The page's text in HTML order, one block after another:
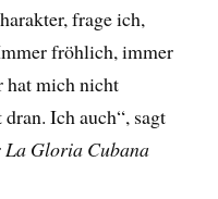
frage ich,
fröhlich, immer
hat mich nicht
Ich auch“, sagt
La Gloria Cubana